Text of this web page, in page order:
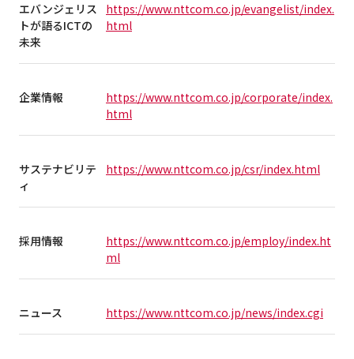
エバンジェリス
トが語るICTの
未来
https://www.nttcom.co.jp/evangelist/index.
html
企業情報
https://www.nttcom.co.jp/corporate/index.
html
サステナビリテ
ィ
https://www.nttcom.co.jp/csr/index.html
採用情報
https://www.nttcom.co.jp/employ/index.ht
ml
ニュース https://www.nttcom.co.jp/news/index.cgi